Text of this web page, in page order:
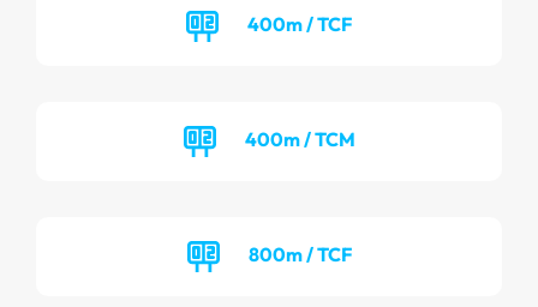
400m / TCF
400m / TCM
800m / TCF